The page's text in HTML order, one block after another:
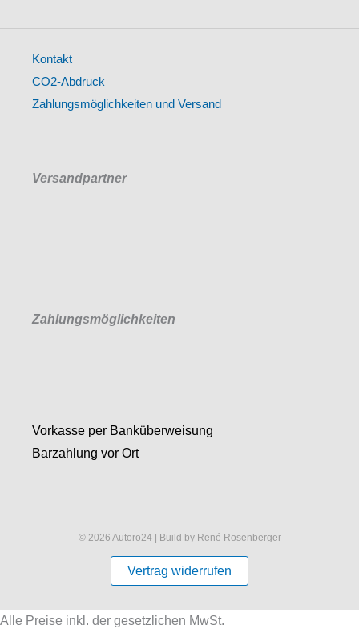
Kontakt
CO2-Abdruck
Zahlungsmöglichkeiten und Versand
Versandpartner
Zahlungsmöglichkeiten
Vorkasse per Banküberweisung
Barzahlung vor Ort
© 2026 Autoro24 | Build by René Rosenberger
Vertrag widerrufen
Alle Preise inkl. der gesetzlichen MwSt.